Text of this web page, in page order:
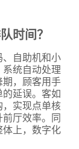
时间？
自助机和小
统自动处理
，顾客用手
延误。客如
实现点单核
厅效率。同
上，数字化